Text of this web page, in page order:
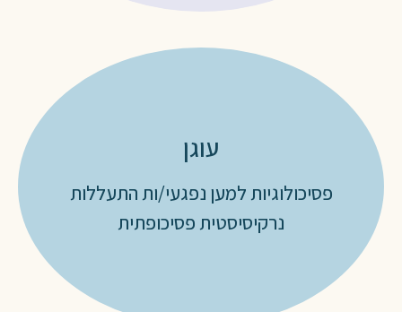
עוגן
פסיכולוגיות למען נפגעי/ות התעללות
נרקיסיסטית פסיכופתית
ogen7733@gmail.com
www.ogenpsych.org